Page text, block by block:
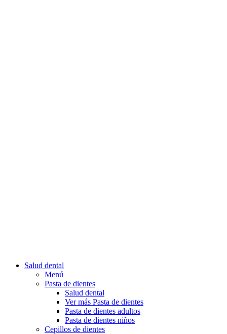
Salud dental
Menú
Pasta de dientes
Salud dental
Ver más Pasta de dientes
Pasta de dientes adultos
Pasta de dientes niños
Cepillos de dientes